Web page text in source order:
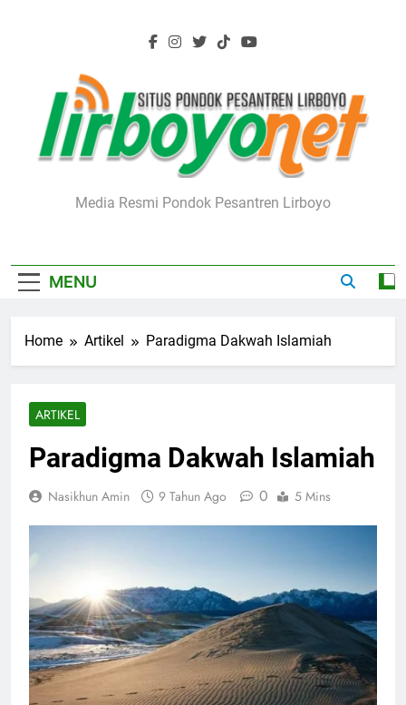
Lirboyo.net
Media Resmi Pondok Pesantren Lirboyo
MENU
Home Artikel Paradigma Dakwah Islamiah
ARTIKEL
Paradigma Dakwah Islamiah
Nasikhun Amin 9 Tahun Ago 0 5 Mins